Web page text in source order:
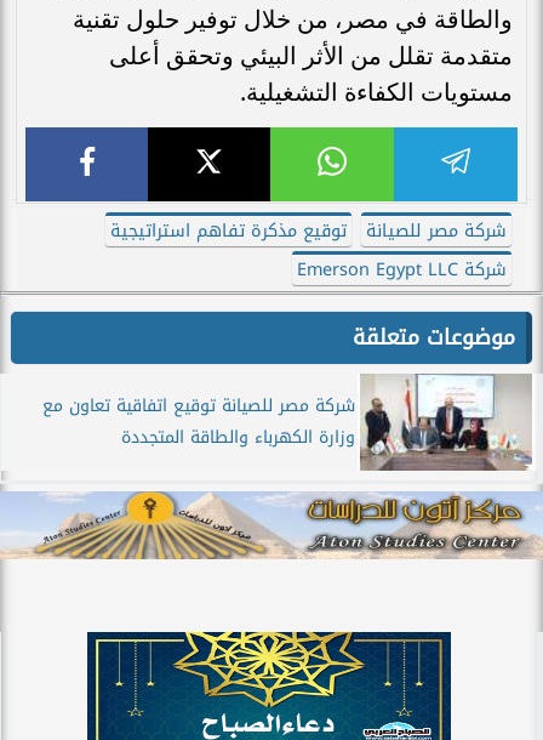
والطاقة في مصر، من خلال توفير حلول تقنية
متقدمة تقلل من الأثر البيئي وتحقق أعلى
مستويات الكفاءة التشغيلية.
شركة مصر للصيانة
توقيع مذكرة تفاهم استراتيجية
شركة Emerson Egypt LLC
موضوعات متعلقة
شركة مصر للصيانة توقيع اتفاقية تعاون مع
وزارة الكهرباء والطاقة المتجددة